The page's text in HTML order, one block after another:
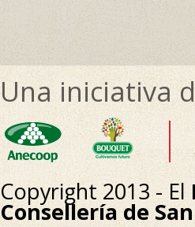
Una iniciativa
Copyright 2013 - El
Consellería de